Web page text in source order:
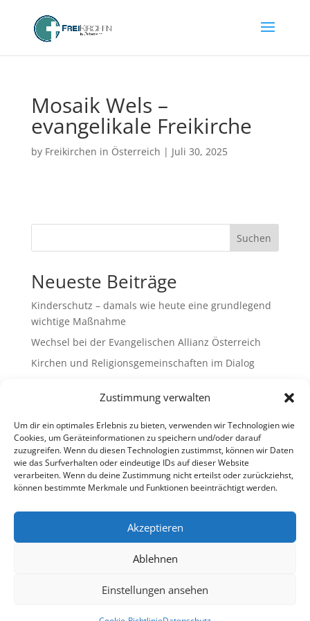
Zustimmung verwalten
Um dir ein optimales Erlebnis zu bieten, verwenden wir Technologien wie
Cookies, um Geräteinformationen zu speichern und/oder darauf
zuzugreifen. Wenn du diesen Technologien zustimmst, können wir Daten
wie das Surfverhalten oder eindeutige IDs auf dieser Website
verarbeiten. Wenn du deine Zustimmung nicht erteilst oder zurückziehst,
können bestimmte Merkmale und Funktionen beeinträchtigt werden.
Akzeptieren
Ablehnen
Einstellungen ansehen
Mosaik Wels –
evangelikale Freikirche
by Freikirchen in Österreich | Juli 30, 2025
Suchen
Neueste Beiträge
Kinderschutz – damals wie heute eine grundlegend
wichtige Maßnahme
Wechsel bei der Evangelischen Allianz Österreich
Kirchen und Religionsgemeinschaften im Dialog
Schulen & Kindergärten in Österreich
„Brennen für das Leben “ – die Wanderausstellung
ist bald am Ziel
Neueste Kommentare
Impressum
Datenschutz